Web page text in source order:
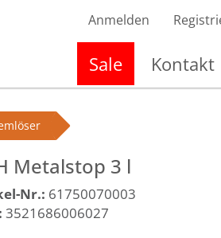
Anmelden
Sale Kontakt
Metalstop 3 l
Nr.: 61750070003
3521686006027